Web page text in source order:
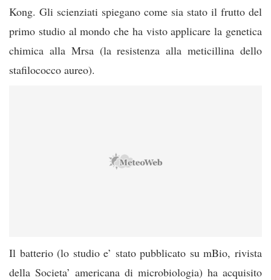
Kong. Gli scienziati spiegano come sia stato il frutto del
primo studio al mondo che ha visto applicare la genetica
chimica alla Mrsa (la resistenza alla meticillina dello
stafilococco aureo).
Il batterio (lo studio e’ stato pubblicato su mBio, rivista
della Societa’ americana di microbiologia) ha acquisito